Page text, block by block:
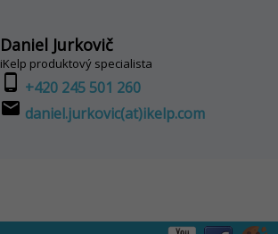
Daniel Jurkovič
iKelp produktový specialista
phone_android +420 245 501 260
email daniel.jurkovic(at)ikelp.com